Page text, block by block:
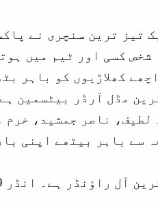
تیز ترین سنچری نے
شخص کسی اور ٹیم میں
کھلاڑیوں کو باہر
مڈل آرڈر بیٹسمین
لطیف، ناصر جمشید،
سے باہر بیٹھے اپنی